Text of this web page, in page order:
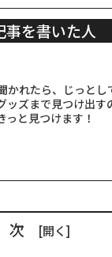
事を書いた人
かれたら、じっと
ッズまで見つけ出
と見つけます！
次